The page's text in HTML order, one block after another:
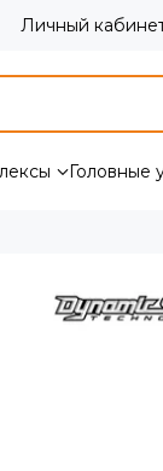
Личный
Головные